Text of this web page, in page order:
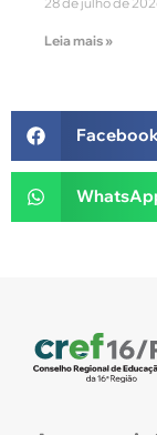
Leia mais »